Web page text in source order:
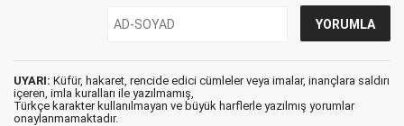
UYARI: Küfür, hakaret, rencide edici cümleler veya imalar, inançlara saldırı
içeren, imla kuralları ile yazılmamış,
Türkçe karakter kullanılmayan ve büyük harflerle yazılmış yorumlar
onaylanmamaktadır.